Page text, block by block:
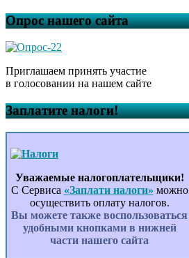
Опрос нашего сайта
Приглашаем принять участие
в голосовании на нашем сайте
Заплатите налоги!
Уважаемые налогоплательщики!
С Сервиса «Заплати налоги» можно
осуществить оплату налогов.
Вы можете также воспользоваться
удобными кнопками в нижней
части нашего сайта